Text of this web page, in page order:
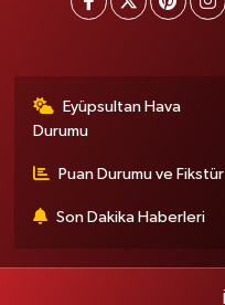
Eyüpsultan Hava
Durumu
Puan Durumu ve Fikstür
Son Dakika Haberleri